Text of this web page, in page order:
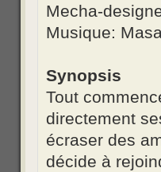
Mecha-
Musique:
Synopsis
Tout
directement
écraser des
décide à